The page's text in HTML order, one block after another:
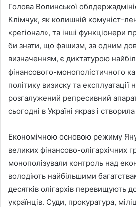
Голова Волинської
Клімчук, як колишній комуніст-
«регіонал», та інші функціонери
би знати, що фашизм, за одним
визначенням, є диктатурою
фінансового-монополістичного
політику визиску та експлуатації
розгалужений репресивний
сьогодні в Україні якраз і
Економічною основою режиму
великих фінансово-олігархічних
монополізували контроль над
володіють найбільшими
десятків олігархів перевищують
українців. Суди, прокуратура,